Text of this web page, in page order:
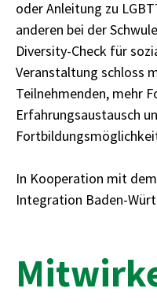
oder Anleitung zu
anderen bei der
Diversity-Check für
Veranstaltung schloss
Teilnehmenden, mehr
Erfahrungsaustausch
In Kooperation mit
Integration Baden-